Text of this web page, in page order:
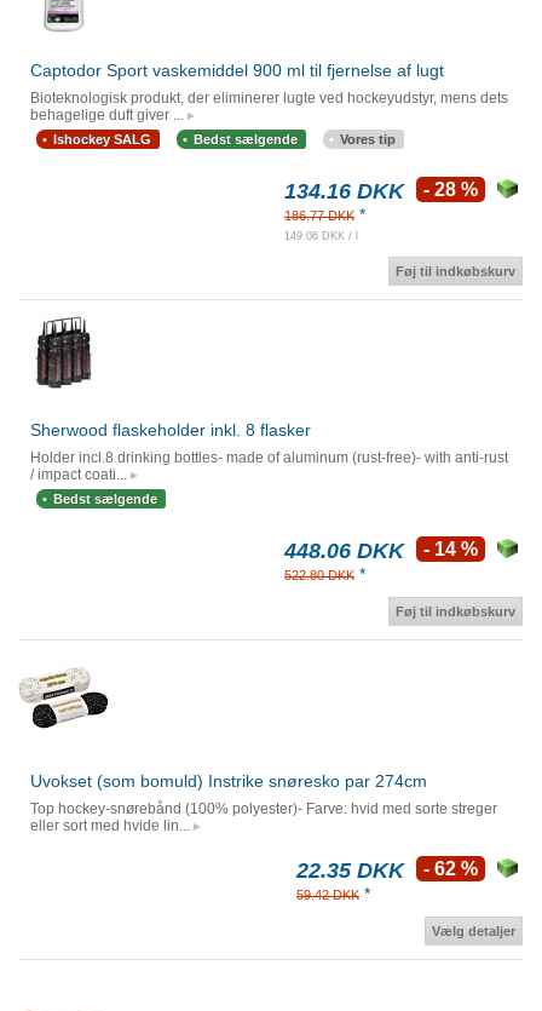
Captodor Sport vaskemiddel 900 ml til fjernelse af lugt
Bioteknologisk produkt, der eliminerer lugte ved hockeyudstyr, mens dets
behagelige duft giver ...
Ishockey SALG Bedst sælgende Vores tip
134.16 DKK
186.77 DKK *
149.06 DKK / l
- 28 %
Føj til indkøbskurv
Sherwood flaskeholder inkl. 8 flasker
Holder incl.8 drinking bottles- made of aluminum (rust-free)- with anti-rust
/ impact coati...
Bedst sælgende
448.06 DKK
522.80 DKK *
- 14 %
Føj til indkøbskurv
Uvokset (som bomuld) Instrike snøresko par 274cm
Top hockey-snørebånd (100% polyester)- Farve: hvid med sorte streger
eller sort med hvide lin...
22.35 DKK
59.42 DKK *
- 62 %
Vælg detaljer